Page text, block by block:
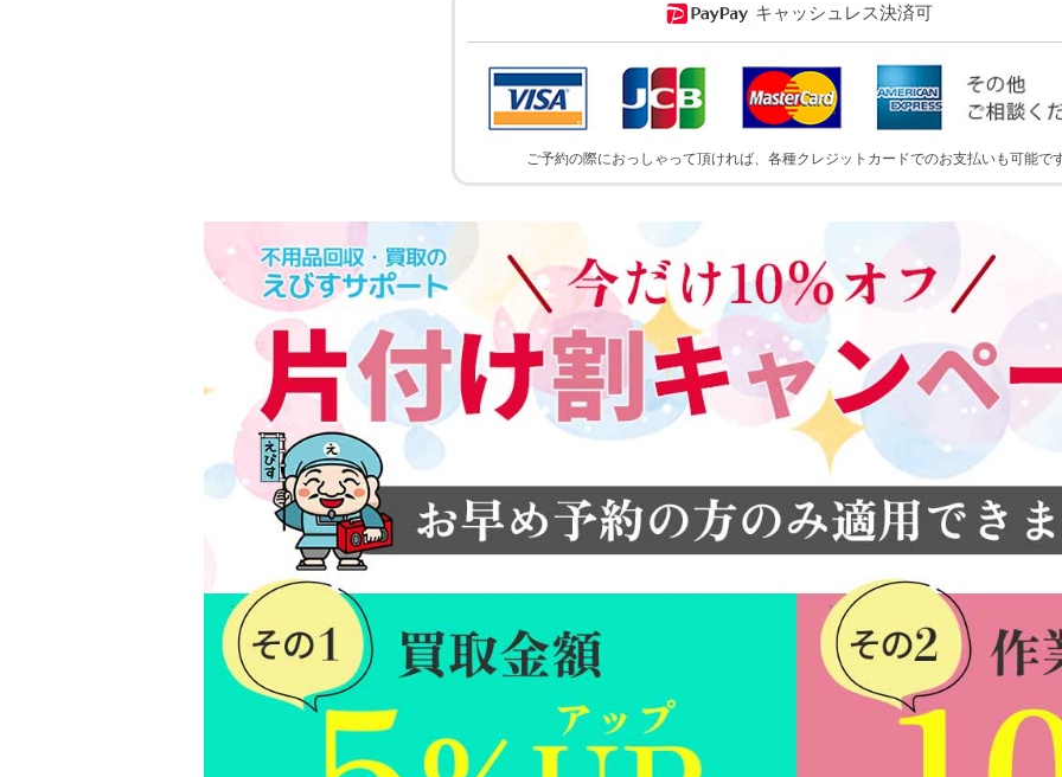
キャッシュレス決済可
ご予約の際におっしゃって頂ければ、各種クレジットカードでのお支払いも可能で